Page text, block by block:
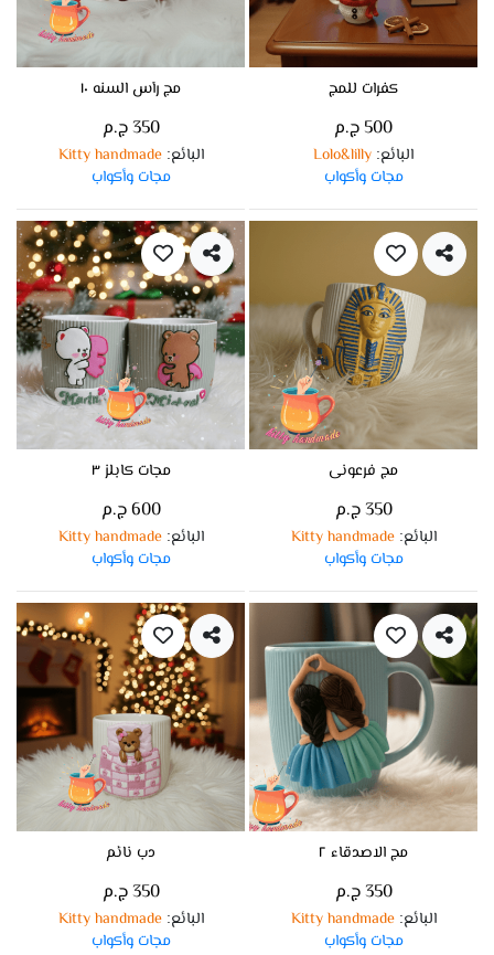
كفرات للمج
500 ج.م
البائع:
Lolo&lilly
مجات وأكواب
مج رأس السنه ١٠
350 ج.م
البائع:
Kitty handmade
مجات وأكواب
مج فرعونى
350 ج.م
البائع:
Kitty handmade
مجات وأكواب
مجات كابلز ٣
600 ج.م
البائع:
Kitty handmade
مجات وأكواب
مج الاصدقاء ٢
350 ج.م
البائع:
Kitty handmade
مجات وأكواب
دب نائم
350 ج.م
البائع:
Kitty handmade
مجات وأكواب